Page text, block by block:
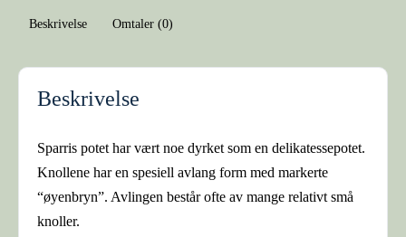
Beskrivelse Omtaler (0)
Beskrivelse
Sparris potet har vært noe dyrket som en delikatessepotet.
Knollene har en spesiell avlang form med markerte
“øyenbryn”. Avlingen består ofte av mange relativt små
knoller.